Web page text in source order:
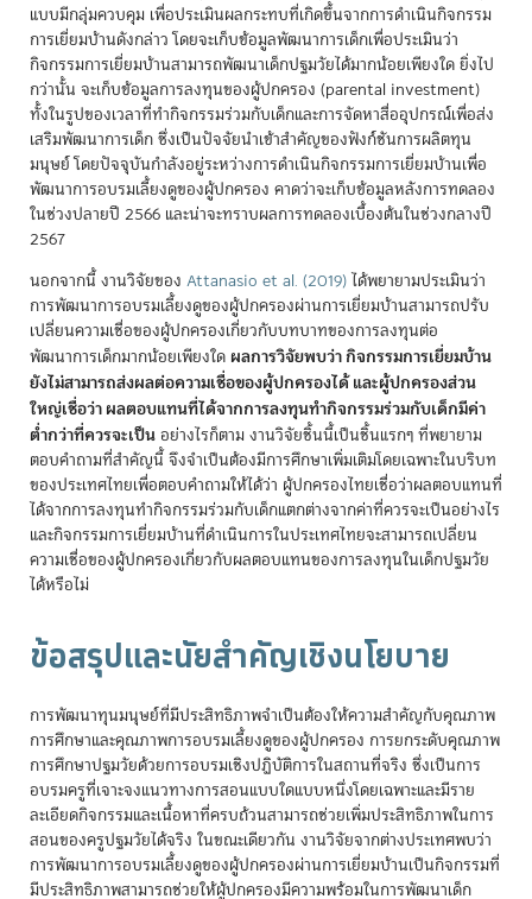
แบบมีกลุ่มควบคุม เพื่อประเมินผลกระทบที่เกิดขึ้นจากการดำเนินกิจกรรม
การเยี่ยมบ้านดังกล่าว โดยจะเก็บข้อมูลพัฒนาการเด็กเพื่อประเมินว่า
กิจกรรมการเยี่ยมบ้านสามารถพัฒนาเด็กปฐมวัยได้มากน้อยเพียงใด ยิ่งไป
กว่านั้น จะเก็บข้อมูลการลงทุนของผู้ปกครอง (parental investment)
ทั้งในรูปของเวลาที่ทำกิจกรรมร่วมกับเด็กและการจัดหาสื่ออุปกรณ์เพื่อส่ง
เสริมพัฒนาการเด็ก ซึ่งเป็นปัจจัยนำเข้าสำคัญของฟังก์ชันการผลิตทุน
มนุษย์ โดยปัจจุบันกำลังอยู่ระหว่างการดำเนินกิจกรรมการเยี่ยมบ้านเพื่อ
พัฒนาการอบรมเลี้ยงดูของผู้ปกครอง คาดว่าจะเก็บข้อมูลหลังการทดลอง
ในช่วงปลายปี 2566 และน่าจะทราบผลการทดลองเบื้องต้นในช่วงกลางปี
2567
นอกจากนี้ งานวิจัยของ Attanasio et al. (2019)ได้พยายามประเมินว่า
การพัฒนาการอบรมเลี้ยงดูของผู้ปกครองผ่านการเยี่ยมบ้านสามารถปรับ
เปลี่ยนความเชื่อของผู้ปกครองเกี่ยวกับบทบาทของการลงทุนต่อ
พัฒนาการเด็กมากน้อยเพียงใด ผลการวิจัยพบว่า กิจกรรมการเยี่ยมบ้าน
ยังไม่สามารถส่งผลต่อความเชื่อของผู้ปกครองได้ และผู้ปกครองส่วน
ใหญ่เชื่อว่า ผลตอบแทนที่ได้จากการลงทุนทำกิจกรรมร่วมกับเด็กมีค่า
ต่ำกว่าที่ควรจะเป็นอย่างไรก็ตาม งานวิจัยชิ้นนี้เป็นชิ้นแรกๆ ที่พยายาม
ตอบคำถามที่สำคัญนี้ จึงจำเป็นต้องมีการศึกษาเพิ่มเติมโดยเฉพาะในบริบท
ของประเทศไทยเพื่อตอบคำถามให้ได้ว่า ผู้ปกครองไทยเชื่อว่าผลตอบแทนที่
ได้จากการลงทุนทำกิจกรรมร่วมกับเด็กแตกต่างจากค่าที่ควรจะเป็นอย่างไร
และกิจกรรมการเยี่ยมบ้านที่ดำเนินการในประเทศไทยจะสามารถเปลี่ยน
ความเชื่อของผู้ปกครองเกี่ยวกับผลตอบแทนของการลงทุนในเด็กปฐมวัย
ได้หรือไม่
ข้อสรุปและนัยสำคัญเชิงนโยบาย
การพัฒนาทุนมนุษย์ที่มีประสิทธิภาพจำเป็นต้องให้ความสำคัญกับคุณภาพ
การศึกษาและคุณภาพการอบรมเลี้ยงดูของผู้ปกครอง การยกระดับคุณภาพ
การศึกษาปฐมวัยด้วยการอบรมเชิงปฏิบัติการในสถานที่จริง ซึ่งเป็นการ
อบรมครูที่เจาะจงแนวทางการสอนแบบใดแบบหนึ่งโดยเฉพาะและมีราย
ละเอียดกิจกรรมและเนื้อหาที่ครบถ้วนสามารถช่วยเพิ่มประสิทธิภาพในการ
สอนของครูปฐมวัยได้จริง ในขณะเดียวกัน งานวิจัยจากต่างประเทศพบว่า
การพัฒนาการอบรมเลี้ยงดูของผู้ปกครองผ่านการเยี่ยมบ้านเป็นกิจกรรมที่
มีประสิทธิภาพสามารถช่วยให้ผู้ปกครองมีความพร้อมในการพัฒนาเด็ก